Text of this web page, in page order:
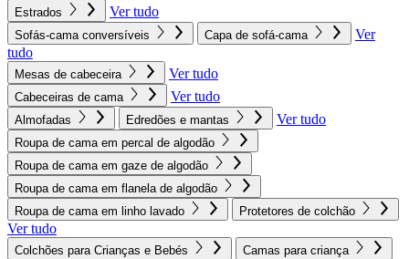
Estrados Ver tudo
Sofás-cama conversíveis Capa de sofá-cama
Ver
tudo
Mesas de cabeceira Ver tudo
Cabeceiras de cama Ver tudo
Almofadas Edredões e mantas Ver tudo
Roupa de cama em percal de algodão
Roupa de cama em gaze de algodão
Roupa de cama em flanela de algodão
Roupa de cama em linho lavado
Protetores de colchão
Ver tudo
Colchões para Crianças e Bebés Camas para criança